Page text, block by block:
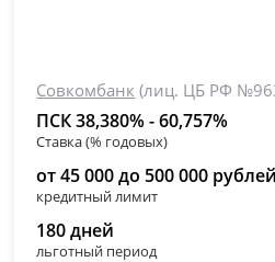
Совкомбанк (лиц. ЦБ РФ
ПСК 38,380% - 60,757%
Ставка (% годовых)
от 45 000 до 500 000 рублей
кредитный лимит
180 дней
льготный период